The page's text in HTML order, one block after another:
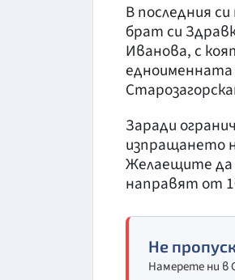
В последния
брат си
Иванова, с
едноименната
Заради
изпращането
Желаещите да
направят от
Не
Намерете ни в